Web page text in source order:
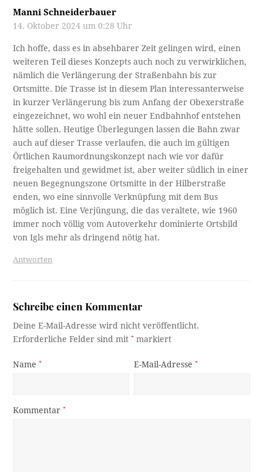
Manni Schneiderbauer
14. Oktober 2024 um 0:28 Uhr
Ich hoffe, dass es in absehbarer Zeit gelingen wird, einen
weiteren Teil dieses Konzepts auch noch zu verwirklichen,
nämlich die Verlängerung der Straßenbahn bis zur
Ortsmitte. Die Trasse ist in diesem Plan interessanterweise
in kurzer Verlängerung bis zum Anfang der Obexerstraße
eingezeichnet, wo wohl ein neuer Endbahnhof entstehen
hätte sollen. Heutige Überlegungen lassen die Bahn zwar
auch auf dieser Trasse verlaufen, die auch im gültigen
Örtlichen Raumordnungskonzept nach wie vor dafür
freigehalten und gewidmet ist, aber weiter südlich in einer
neuen Begegnungszone Ortsmitte in der Hilberstraße
enden, wo eine sinnvolle Verknüpfung mit dem Bus
möglich ist. Eine Verjüngung, die das veraltete, wie 1960
immer noch völlig vom Autoverkehr dominierte Ortsbild
von Igls mehr als dringend nötig hat.
Antworten
Schreibe einen Kommentar
Deine E-Mail-Adresse wird nicht veröffentlicht.
Erforderliche Felder sind mit* markiert
Name* E-Mail-Adresse*
Kommentar*